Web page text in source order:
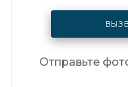
Отправьте